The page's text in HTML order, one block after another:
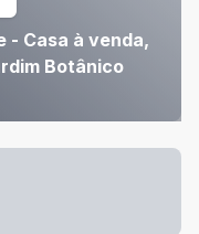
- Casa à venda,
Botânico